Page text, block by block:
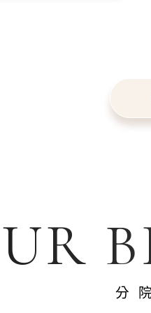
分